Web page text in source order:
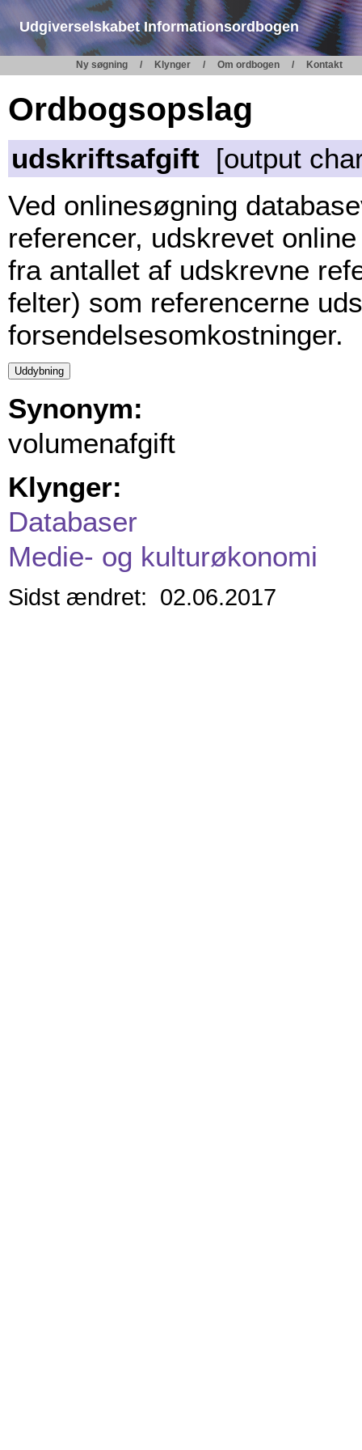
Udgiverselskabet Informationsordbogen
Ny søgning Klynger Om ordbogen Kontakt
Ordbogsopslag
udskriftsafgift [output
Ved onlinesøgning
referencer, udskrevet
fra antallet af udskrevne
felter) som referencerne
forsendelsesomkostninger.
Synonym:
volumenafgift
Klynger:
Databaser
Medie- og kulturøkonomi
Sidst ændret: 02.06.2017